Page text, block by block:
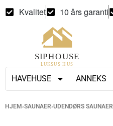
Kvalitet 10 års garanti
HAVEHUSE ANNEKS
HJEM ›SAUNAER›UDENDØRS SAUNAER